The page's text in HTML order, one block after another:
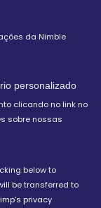
da Nimble
Conteúdo publicitário personalizado
clicando no link no
sobre nossas
below to
be transferred to
privacy